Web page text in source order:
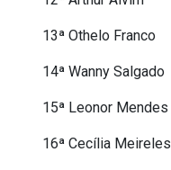
13ª Othelo Franco
14ª Wanny Salgado
15ª Leonor Mendes
16ª Cecília Meireles